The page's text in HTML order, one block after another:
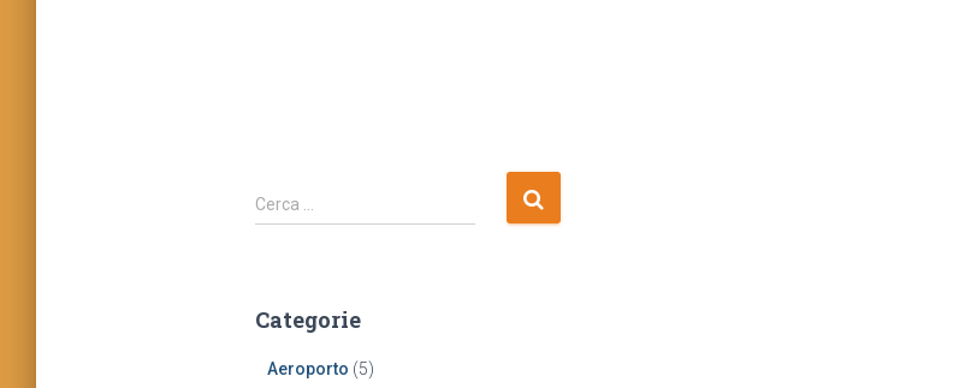
R
i
c
Cerca …
Categorie
Aeroporto (5)